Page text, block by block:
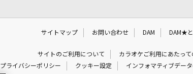
サイトマップ お問い合わせ DAM DAM★
サイトのご利用について カラオケご利用にあたっ
プライバシーポリシー クッキー設定 インフォマティブデー